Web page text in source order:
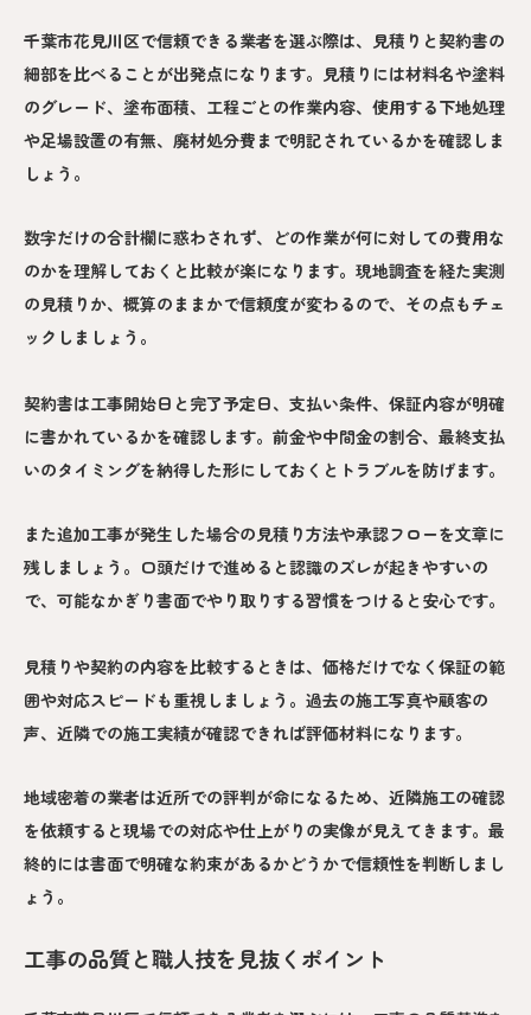
千葉市花見川区で信頼できる業者を選ぶ際は、見積りと契約書の
細部を比べることが出発点になります。見積りには材料名や塗料
のグレード、塗布面積、工程ごとの作業内容、使用する下地処理
や足場設置の有無、廃材処分費まで明記されているかを確認しま
しょう。
数字だけの合計欄に惑わされず、どの作業が何に対しての費用な
のかを理解しておくと比較が楽になります。現地調査を経た実測
の見積りか、概算のままかで信頼度が変わるので、その点もチェ
ックしましょう。
契約書は工事開始日と完了予定日、支払い条件、保証内容が明確
に書かれているかを確認します。前金や中間金の割合、最終支払
いのタイミングを納得した形にしておくとトラブルを防げます。
また追加工事が発生した場合の見積り方法や承認フローを文章に
残しましょう。口頭だけで進めると認識のズレが起きやすいの
で、可能なかぎり書面でやり取りする習慣をつけると安心です。
見積りや契約の内容を比較するときは、価格だけでなく保証の範
囲や対応スピードも重視しましょう。過去の施工写真や顧客の
声、近隣での施工実績が確認できれば評価材料になります。
地域密着の業者は近所での評判が命になるため、近隣施工の確認
を依頼すると現場での対応や仕上がりの実像が見えてきます。最
終的には書面で明確な約束があるかどうかで信頼性を判断しまし
ょう。
工事の品質と職人技を見抜くポイント